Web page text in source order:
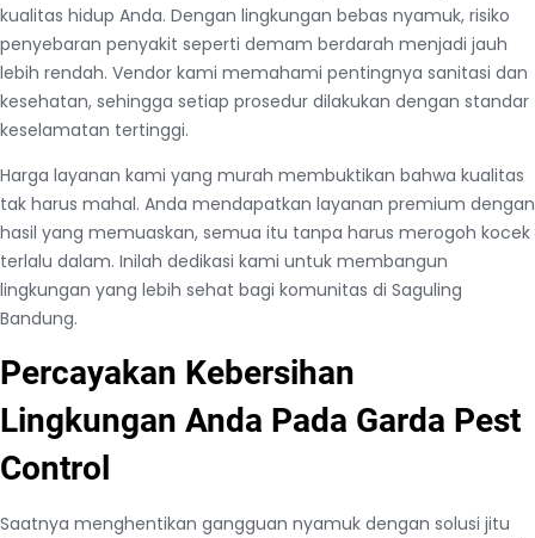
kualitas hidup Anda. Dengan lingkungan bebas nyamuk, risiko
penyebaran penyakit seperti demam berdarah menjadi jauh
lebih rendah. Vendor kami memahami pentingnya sanitasi dan
kesehatan, sehingga setiap prosedur dilakukan dengan standar
keselamatan tertinggi.
Harga layanan kami yang murah membuktikan bahwa kualitas
tak harus mahal. Anda mendapatkan layanan premium dengan
hasil yang memuaskan, semua itu tanpa harus merogoh kocek
terlalu dalam. Inilah dedikasi kami untuk membangun
lingkungan yang lebih sehat bagi komunitas di Saguling
Bandung.
Percayakan Kebersihan
Lingkungan Anda Pada Garda Pest
Control
Saatnya menghentikan gangguan nyamuk dengan solusi jitu